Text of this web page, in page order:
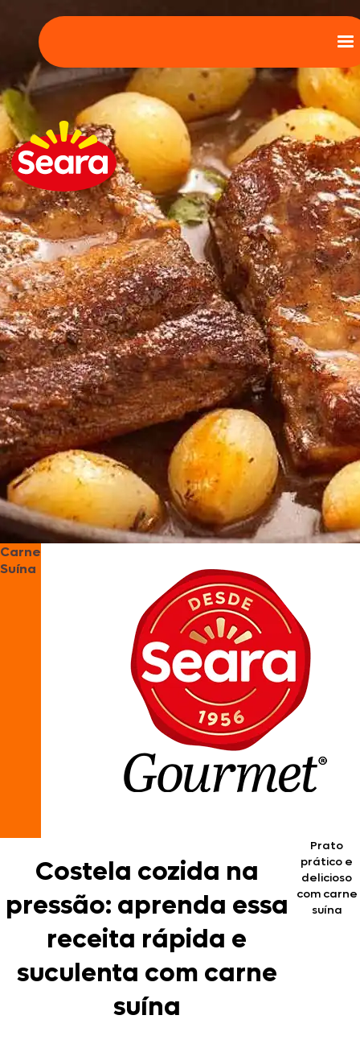
Carne
Suína
Costela cozida na
pressão: aprenda essa
receita rápida e
suculenta com carne
suína
Prato
prático e
delicioso
com carne
suína